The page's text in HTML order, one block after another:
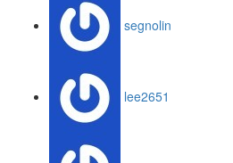
segnolin
lee2651